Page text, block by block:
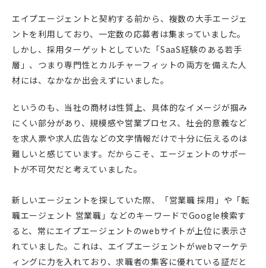
エイプエージェントと契約する前から、複数の大手エージェ
ントを利用しており、一定数の応募者は集まっていました。
しかし、採用ターゲットとしていた「SaaS経験のある若手
層」、つまり専門性とカルチャーフィットの両方を備えた人
材には、なかなか出会えずにいました。
というのも、当社の商材は性質上、具体的なイメージが掴み
にくい部分があり、規模感や営業プロセス、社会的意義など
を求人票や求人広告などの文字情報だけで十分に伝えるのは
難しいと感じています。だからこそ、エージェントのサポー
トが不可欠だと考えていました。
新しいエージェントを探していた際、「営業職 採用」や「転
職エージェント 営業職」などのキーワードでGoogle検索す
ると、常にエイプエージェントのwebサイトが上位に表示さ
れていました。これは、エイプエージェントがwebマーケテ
ィングに力を入れており、求職者の集客に優れている証だと